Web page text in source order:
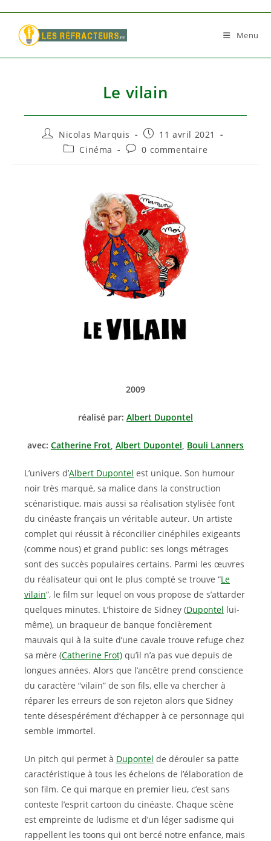
content
Menu
Le vilain
Auteur/autrice
Nicolas Marquis
Publication
publiée :
11 avril 2021
PostCinéma
Commentaires
0 commentaire
2009
réalisé par: Albert Dupontel
avec: Catherine Frot, Albert Dupontel, Bouli Lanners
L’univers d’Albert Dupontel est unique. Son humour
noir très marqué, sa malice dans la construction
scénaristique, mais aussi sa réalisation stylisée font
du cinéaste français un véritable auteur. Un artiste
complet qui réussit à réconcilier cinéphiles exigeants
(comme nous) et grand public: ses longs métrages
sont des succès populaires certains. Parmi les œuvres
du réalisateur qui ont le plus compté se trouve “Le
vilain”, le film sur lequel on vous propose de s’attarder
quelques minutes. L’histoire de Sidney (Dupontel lui-
même), un braqueur de banque foncièrement
mauvais qui à la suite d’une cavale trouve refuge chez
sa mère (Catherine Frot) qu’il n’a pas vue depuis de
longues années. Alors que l’ancêtre prend conscience
du caractère “vilain” de son fils, elle va chercher à
réparer les erreurs de son rejeton alors que Sidney
tente désespérément d’échapper à ce personnage qui
semble immortel.
Un pitch qui permet à Dupontel de dérouler sa patte
caractéristique à tous les échelons de l’élaboration de
son film. Ce qui marque en premier lieu, c’est sans
conteste l’esprit cartoon du cinéaste. Chaque scène
est empreinte de ludisme et d’un léger sadisme qui
rappellent les toons qui ont bercé notre enfance, mais